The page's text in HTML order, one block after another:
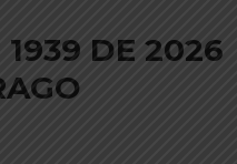
1939 DE 2026